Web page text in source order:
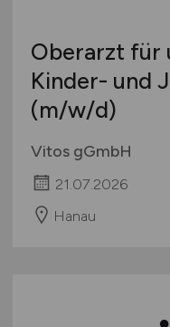
Oberarzt für
Kinder- und
(m/w/d)
Vitos gGmbH
21.07.2026
Hanau